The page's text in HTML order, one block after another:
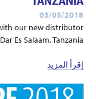
03/05/2018
our new distributor
Es Salaam, Tanzania.
إقرأ المزيد